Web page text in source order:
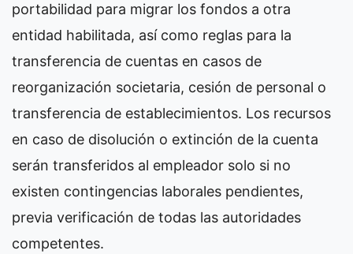
portabilidad para migrar los fondos a otra
entidad habilitada, así como reglas para la
transferencia de cuentas en casos de
reorganización societaria, cesión de personal o
transferencia de establecimientos. Los recursos
en caso de disolución o extinción de la cuenta
serán transferidos al empleador solo si no
existen contingencias laborales pendientes,
previa verificación de todas las autoridades
competentes.